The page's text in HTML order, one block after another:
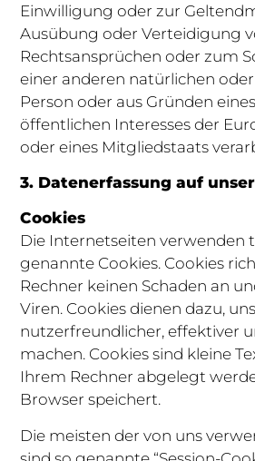
Einwilligung oder zur
Ausübung oder Verteidigung
Rechtsansprüchen oder zum
einer anderen natürlichen
Person oder aus Gründen
öffentlichen Interesses der
oder eines Mitgliedstaats
3. Datenerfassung auf
Cookies
Die Internetseiten verwenden
genannte Cookies. Cookies
Rechner keinen Schaden an
Viren. Cookies dienen dazu,
nutzerfreundlicher, effektiver
machen. Cookies sind kleine
Ihrem Rechner abgelegt
Browser speichert.
Die meisten der von uns